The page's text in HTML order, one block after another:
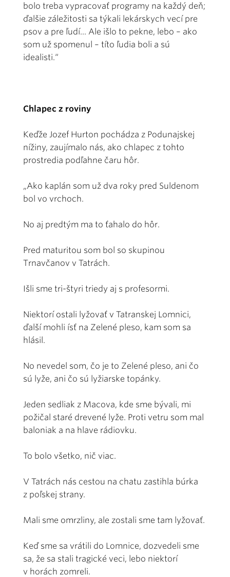
bolo treba vypracovať programy na každý deň;
ďalšie záležitosti sa týkali lekárskych vecí pre
psov a pre ľudí... Ale išlo to pekne, lebo – ako
som už spomenul – títo ľudia boli a sú
idealisti.“
Chlapec z roviny
Keďže Jozef Hurton pochádza z Podunajskej
nížiny, zaujímalo nás, ako chlapec z tohto
prostredia podľahne čaru hôr.
„Ako kaplán som už dva roky pred Suldenom
bol vo vrchoch.
No aj predtým ma to ťahalo do hôr.
Pred maturitou som bol so skupinou
Trnavčanov v Tatrách.
Išli sme tri-štyri triedy aj s profesormi.
Niektorí ostali lyžovať v Tatranskej Lomnici,
ďalší mohli ísť na Zelené pleso, kam som sa
hlásil.
No nevedel som, čo je to Zelené pleso, ani čo
sú lyže, ani čo sú lyžiarske topánky.
Jeden sedliak z Macova, kde sme bývali, mi
požičal staré drevené lyže. Proti vetru som mal
baloniak a na hlave rádiovku.
To bolo všetko, nič viac.
V Tatrách nás cestou na chatu zastihla búrka
z poľskej strany.
Mali sme omrzliny, ale zostali sme tam lyžovať.
Keď sme sa vrátili do Lomnice, dozvedeli sme
sa, že sa stali tragické veci, lebo niektorí
v horách zomreli.